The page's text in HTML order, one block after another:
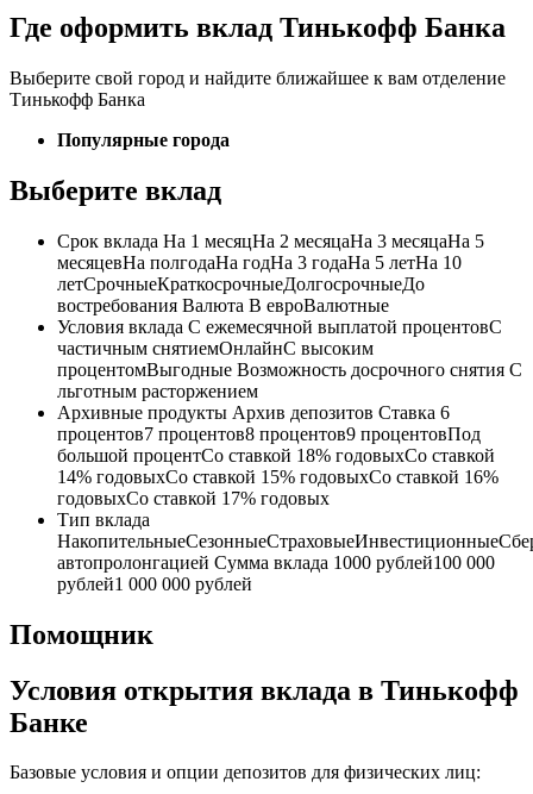
Где оформить вклад Тинькофф Банка
Выберите свой город и найдите ближайшее к вам отделение
Тинькофф Банка
Популярные города
Выберите вклад
Срок вклада На 1 месяцНа 2 месяцаНа 3 месяцаНа 5
месяцевНа полгодаНа годНа 3 годаНа 5 летНа 10
летСрочныеКраткосрочныеДолгосрочныеДо
востребования Валюта В евроВалютные
Условия вклада С ежемесячной выплатой процентовС
частичным снятиемОнлайнС высоким
процентомВыгодные Возможность досрочного снятия С
льготным расторжением
Архивные продукты Архив депозитов Ставка 6
процентов7 процентов8 процентов9 процентовПод
большой процентСо ставкой 18% годовыхСо ставкой
14% годовыхСо ставкой 15% годовыхСо ставкой 16%
годовыхСо ставкой 17% годовых
Тип вклада
автопролонгацией Сумма вклада 1000 рублей100 000
рублей1 000 000 рублей
Помощник
Условия открытия вклада в Тинькофф
Банке
Базовые условия и опции депозитов для физических лиц: